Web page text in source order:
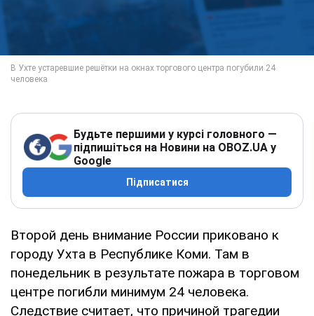
Будьте першими у курсі головного —
підпишіться на Новини на OBOZ.UA у
Google
Підписатися
Второй день внимание России приковано к
городу Ухта в Республике Коми. Там в
понедельник в результате пожара в торговом
центре погибли минимум 24 человека.
Следствие считает, что причиной трагедии